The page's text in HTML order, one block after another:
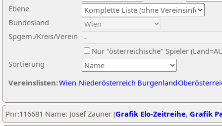
Ebene
Sortierung
Bundesland
Spgem./Kreis/Verein
Nur "österreichische" Spieler
Vereinslisten:Wien Niederösterreich Burgenland
Pnr:116681 Name: Josef Zauner (Grafik Elo-Zeitreihe, Grafik